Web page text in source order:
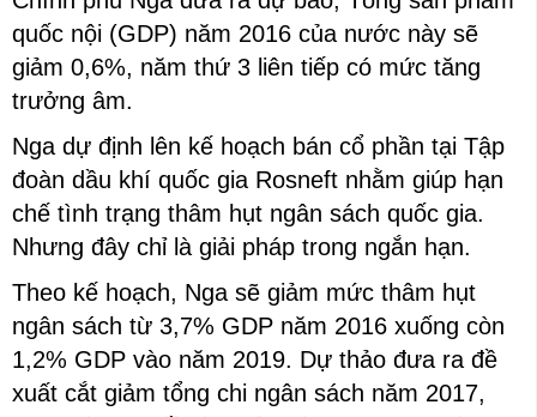
quốc nội (GDP) năm 2016 của nước này sẽ
giảm 0,6%, năm thứ 3 liên tiếp có mức tăng
trưởng âm.
Nga dự định lên kế hoạch bán cổ phần tại Tập
đoàn dầu khí quốc gia Rosneft nhằm giúp hạn
chế tình trạng thâm hụt ngân sách quốc gia.
Nhưng đây chỉ là giải pháp trong ngắn hạn.
Theo kế hoạch, Nga sẽ giảm mức thâm hụt
ngân sách từ 3,7% GDP năm 2016 xuống còn
1,2% GDP vào năm 2019. Dự thảo đưa ra đề
xuất cắt giảm tổng chi ngân sách năm 2017,